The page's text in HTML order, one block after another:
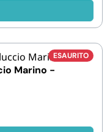
ESAURITO
Marino -